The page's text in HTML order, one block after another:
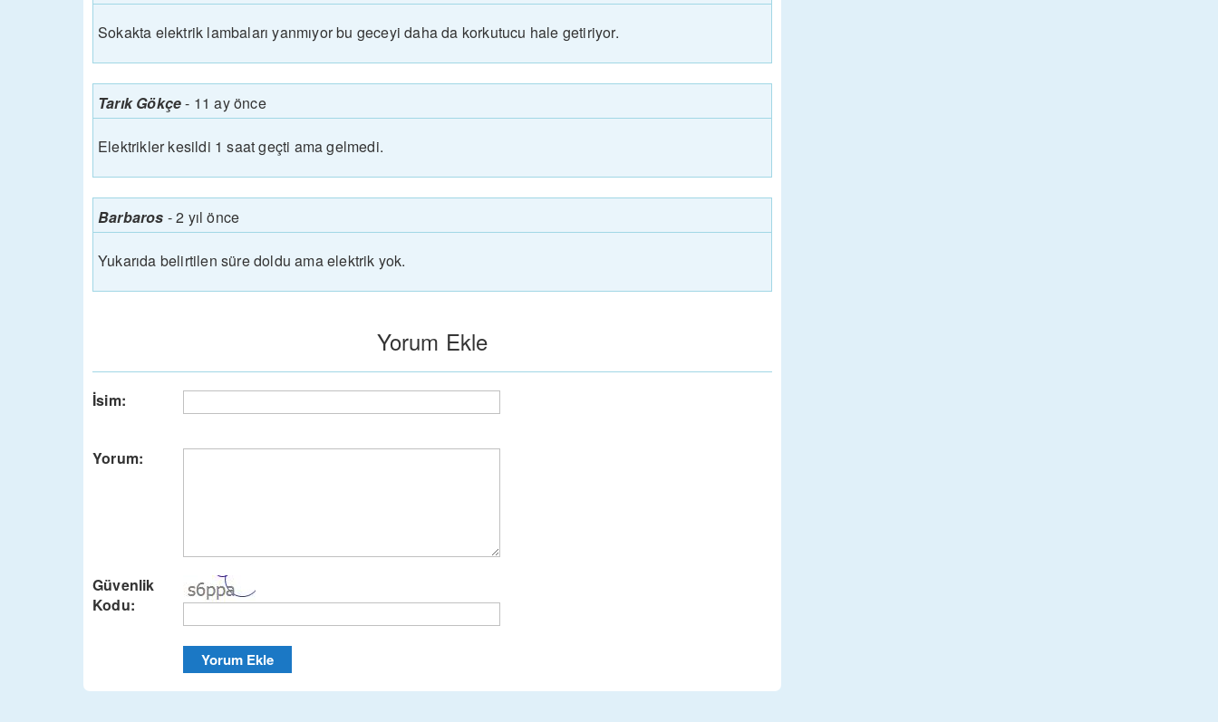
Sokakta elektrik lambaları yanmıyor bu geceyi daha da korkutucu hale getiriyor.
Tarık Gökçe- 11 ay önce
Elektrikler kesildi 1 saat geçti ama gelmedi.
Barbaros -2 yıl önce
Yukarıda belirtilen süre doldu ama elektrik yok.
Yorum Ekle
İsim:
Yorum:
Güvenlik
Kodu: